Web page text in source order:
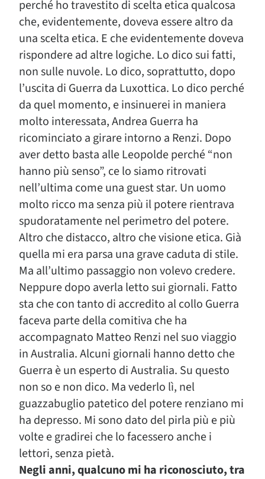
perché ho travestito di scelta etica qualcosa
che, evidentemente, doveva essere altro da
una scelta etica. E che evidentemente doveva
rispondere ad altre logiche. Lo dico sui fatti,
non sulle nuvole. Lo dico, soprattutto, dopo
l’uscita di Guerra da Luxottica. Lo dico perché
da quel momento, e insinuerei in maniera
molto interessata, Andrea Guerra ha
ricominciato a girare intorno a Renzi. Dopo
aver detto basta alle Leopolde perché “non
hanno più senso”, ce lo siamo ritrovati
nell’ultima come una guest star. Un uomo
molto ricco ma senza più il potere rientrava
spudoratamente nel perimetro del potere.
Altro che distacco, altro che visione etica. Già
quella mi era parsa una grave caduta di stile.
Ma all’ultimo passaggio non volevo credere.
Neppure dopo averla letto sui giornali. Fatto
sta che con tanto di accredito al collo Guerra
faceva parte della comitiva che ha
accompagnato Matteo Renzi nel suo viaggio
in Australia. Alcuni giornali hanno detto che
Guerra è un esperto di Australia. Su questo
non so e non dico. Ma vederlo lì, nel
guazzabuglio patetico del potere renziano mi
ha depresso. Mi sono dato del pirla più e più
volte e gradirei che lo facessero anche i
lettori, senza pietà.
Negli anni, qualcuno mi ha riconosciuto, tra